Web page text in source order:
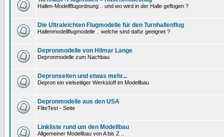
Hallen-Modellflugordnung .. und wo wird in der Halle geflogen ?
Die Ultraleichten Flugmodelle für den Turnhallenflug
Hallenmodellflugmodelle .. welche sind dafür geeignet ?
Depronmodelle von Hilmar Lange
Depronmodelle zum Nachbau
Depronseiten und etwas mehr...
Depron ein vielseitiger Werkstoff im Modellbau
Depronmodelle aus den USA
FliteTest - Seite
Linkliste rund um den Modellbau
Allgemeiner Modellbau von A bis Z ..